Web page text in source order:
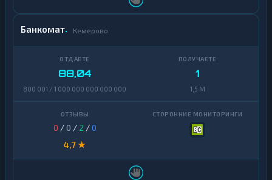
Банкомат Кемерово
88,04
800 001 / 1 000 000 000 000 000
1
1,5 M
0 / 0 / 2 /0
4,7 ★